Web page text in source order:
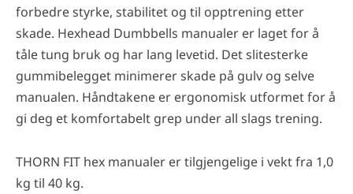
forbedre styrke, stabilitet og til opptrening etter
skade. Hexhead Dumbbells manualer er laget for å
tåle tung bruk og har lang levetid. Det slitesterke
gummibelegget minimerer skade på gulv og selve
manualen. Håndtakene er ergonomisk utformet for å
gi deg et komfortabelt grep under all slags trening.
THORN FIT hex manualer er tilgjengelige i vekt fra 1,0
kg til 40 kg.